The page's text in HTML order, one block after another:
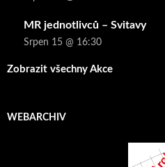
MR jednotlivců – Svitavy
Srpen 15 @ 16:30
Zobrazit všechny Akce
WEBARCHIV